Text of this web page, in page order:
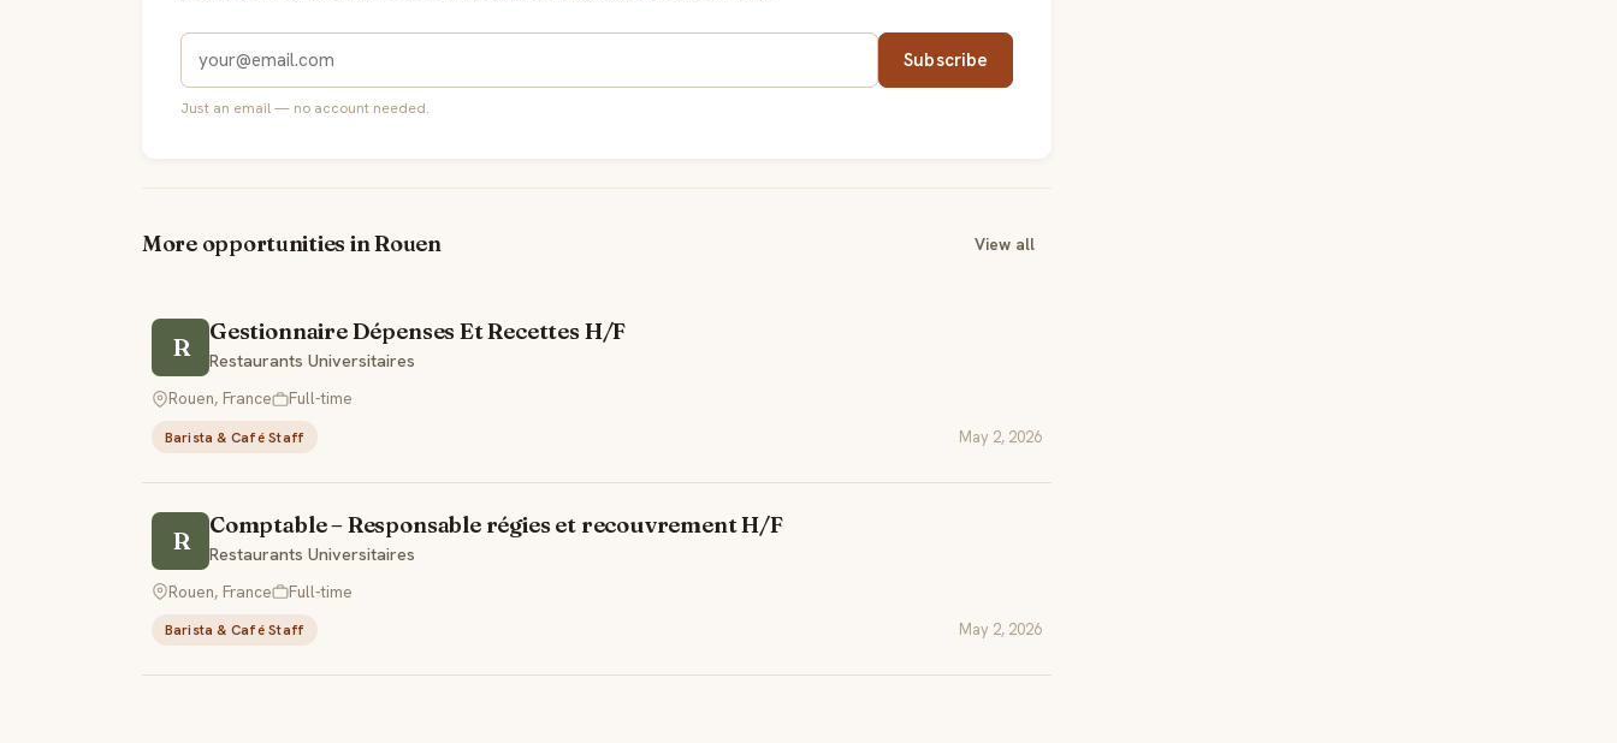
Subscribe
Just an email — no account needed.
More opportunities in Rouen View all
R
Gestionnaire Dépenses Et Recettes H/F
Restaurants Universitaires
Rouen, France
Full-time
Barista & Café Staff May 2, 2026
R
Comptable – Responsable régies et recouvrement H/F
Restaurants Universitaires
Rouen, France
Full-time
Barista & Café Staff May 2, 2026